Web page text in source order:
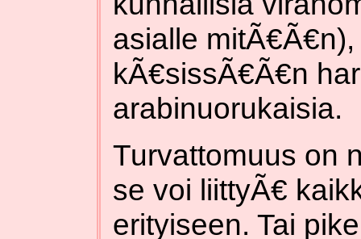
asialle
kÃ€sissÃ€Ã€n
arabinuorukaisia.
Turvattomuus on
se voi liittyÃ€
erityiseen. Tai